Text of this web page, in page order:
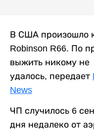
В США произошло
Robinson R66. По
выжить никому не
удалось, передает
News
ЧП случилось 6
дня недалеко от